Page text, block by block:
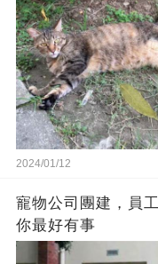
2024/01/12
寵物公司團建，員
你最好有事